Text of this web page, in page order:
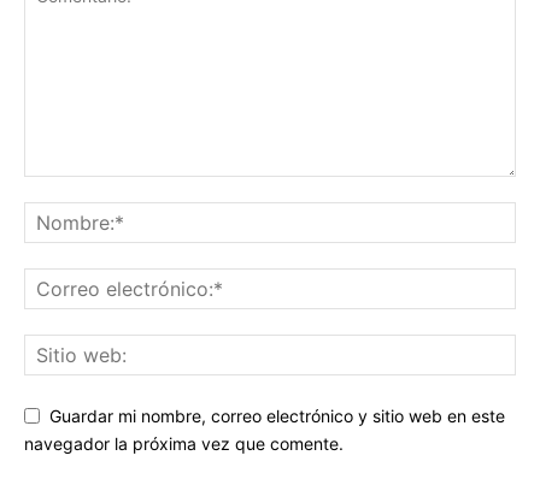
Guardar mi nombre, correo electrónico y sitio web en este
navegador la próxima vez que comente.